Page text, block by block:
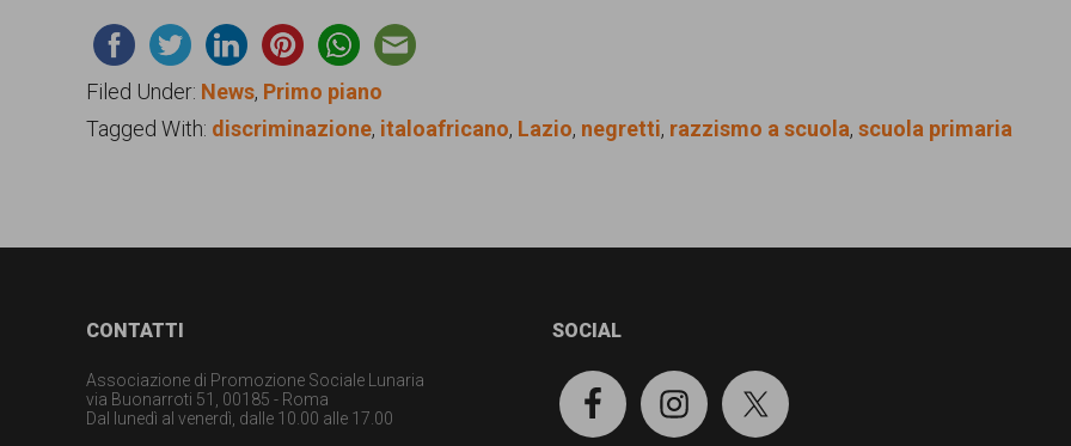
Filed Under: News, Primo piano
Tagged With: discriminazione, italoafricano, Lazio, negretti, razzismo a scuola, scuola primaria
FooterCONTATTI
Associazione di Promozione Sociale Lunaria
via Buonarroti 51, 00185 - Roma
Dal lunedì al venerdì, dalle 10.00 alle 17.00
SOCIAL